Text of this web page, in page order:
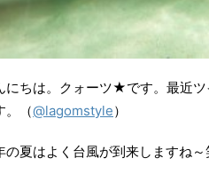
にちは。クォーツ★です。最近
。（@lagomstyle）
の夏はよく台風が到来しますね～